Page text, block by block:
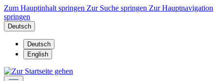
Zum Hauptinhalt springen Zur Suche springen Zur Hauptnavigation
springen
Deutsch
Deutsch
English